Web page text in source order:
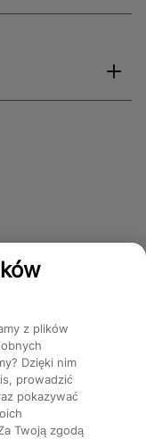
z plików
Dzięki nim
prowadzić
pokazywać
Twoją zgodą